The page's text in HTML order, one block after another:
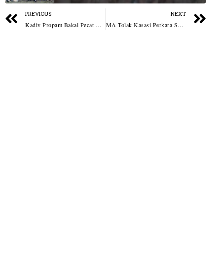
PREVIOUS
Kadiv Propam Bakal Pecat Anggota Polri Terlibat Judi Online
NEXT
MA Tolak Kasasi Perkara Satwa Eks Bupati Langkat